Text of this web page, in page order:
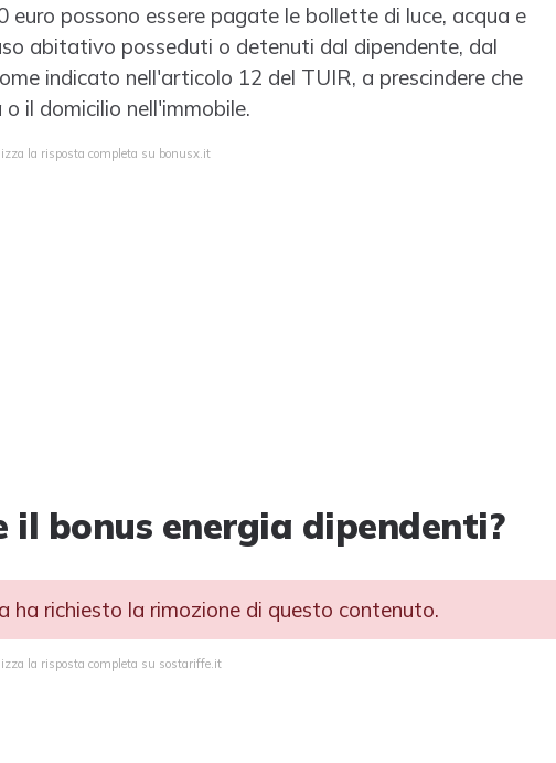
euro possono essere pagate le bollette di luce, acqua e
abitativo posseduti o detenuti dal dipendente, dal
indicato nell'articolo 12 del TUIR, a prescindere che
il domicilio nell'immobile.
la risposta completa su bonusx.it
il bonus energia dipendenti?
ha richiesto la rimozione di questo contenuto.
la risposta completa su sostariffe.it